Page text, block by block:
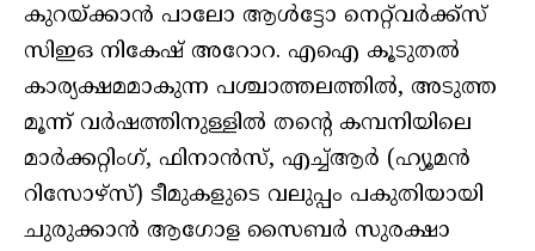
കുറയ്ക്കാൻ പാലോ ആൾട്ടോ നെറ്റ്‌വർക്ക്സ്
സിഇഒ നികേഷ് അറോറ. എഐ കൂടുതൽ
കാര്യക്ഷമമാകുന്ന പശ്ചാത്തലത്തിൽ, അടുത്ത
മൂന്ന് വർഷത്തിനുള്ളിൽ തന്റെ കമ്പനിയിലെ
മാർക്കറ്റിംഗ്, ഫിനാൻസ്, എച്ച്ആർ (ഹ്യൂമൻ
റിസോഴ്‌സ്) ടീമുകളുടെ വലുപ്പം പകുതിയായി
ചുരുക്കാൻ ആഗോള സൈബർ സുരക്ഷാ